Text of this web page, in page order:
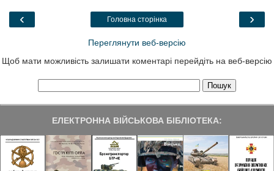
o
a
‹ ›
Головна сторінка
Переглянути веб-версію
Щоб мати можливість залишати коментарі перейдіть на веб-версію
ЕЛЕКТРОННА ВІЙСЬКОВА БІБЛІОТЕКА: